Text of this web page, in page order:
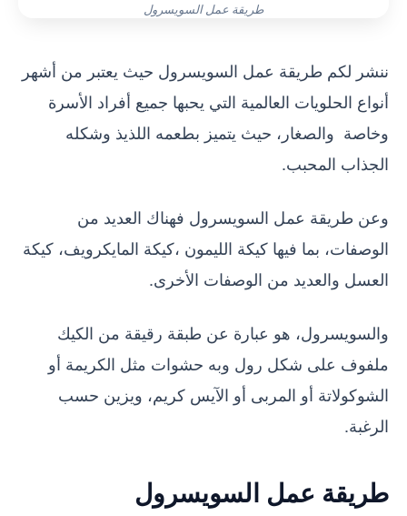
طريقة عمل السويسرول
ننشر لكم طريقة عمل السويسرول حيث يعتبر من أشهر
أنواع الحلويات العالمية التي يحبها جميع أفراد الأسرة
وخاصة والصغار، حيث يتميز بطعمه اللذيذ وشكله
الجذاب المحبب.
وعن طريقة عمل السويسرول فهناك العديد من
الوصفات، بما فيها كيكة الليمون ،كيكة المايكرويف، كيكة
العسل والعديد من الوصفات الأخرى.
والسويسرول، هو عبارة عن طبقة رقيقة من الكيك
ملفوف على شكل رول وبه حشوات مثل الكريمة أو
الشوكولاتة أو المربى أو الآيس كريم، ويزين حسب
الرغبة.
طريقة عمل السويسرول